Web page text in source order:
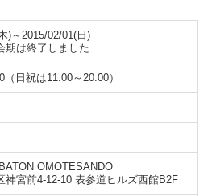
)～2015/02/01(日)
期は終了しました
（日祝は11:00～20:00）
OMOTESANDO
神宮前4-12-10 表参道ヒルズ西館B2F